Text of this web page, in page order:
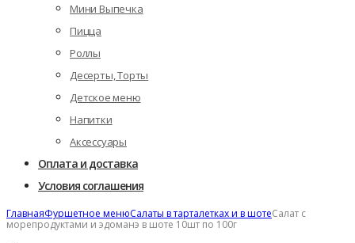
Мини Выпечка
Пицца
Роллы
Десерты, Торты
Детское меню
Напитки
Аксессуары
Оплата и доставка
Условия соглашения
ГлавнаяФуршетное менюСалаты в тарталетках и в шотеСалат с
морепродуктами и эдоманэ в шоте 10шт по 100г